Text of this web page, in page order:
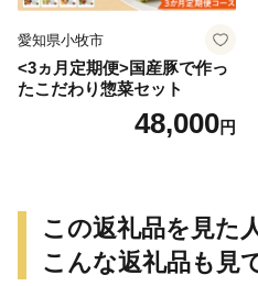
愛知県小牧市
<3ヵ月定期便>国産豚で作っ
たこだわり惣菜セット
48,000円
この返礼品を見た
こんな返礼品も見